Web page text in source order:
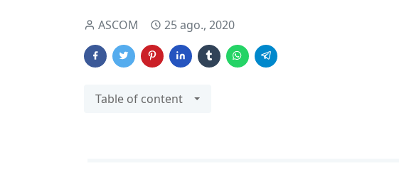
ASCOM 25 ago., 2020
Table of content